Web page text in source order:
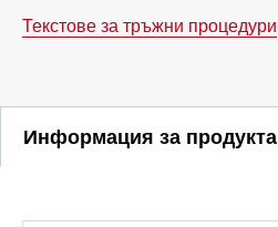
Текстове за тръжни процедури
Информация за продукта